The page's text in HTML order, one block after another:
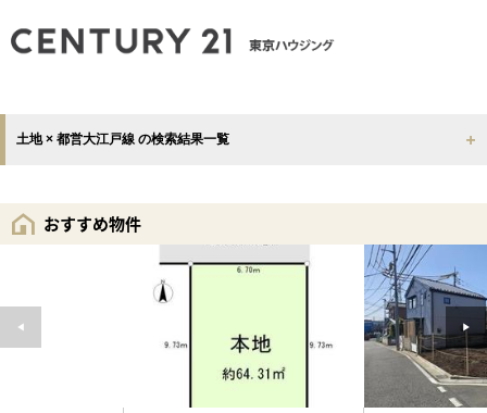
土地 × 都営大江戸線 の検索結果一覧
おすすめ物件